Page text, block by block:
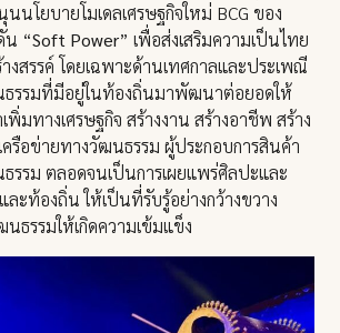
โยบายโมเดลเศรษฐกิจใหม่ BCG ของ
น “Soft Power” เพื่อส่งเสริมความเป็นไทย
งสรรค์ โดยเฉพาะด้านเทศกาลและประเพณี
รรมที่มีอยู่ในท้องถิ่นมาพัฒนาต่อยอดให้
พิ่มทางเศรษฐกิจ สร้างงาน สร้างอาชีพ สร้าง
รือข่ายทางวัฒนธรรม ผู้ประกอบการสินค้า
รรม ตลอดจนเป็นการเผยแพร่ศิลปะและ
ะท้องถิ่น ให้เป็นที่รับรู้อย่างกว้างขวาง
ธรรมให้เกิดความเข้มแข็ง